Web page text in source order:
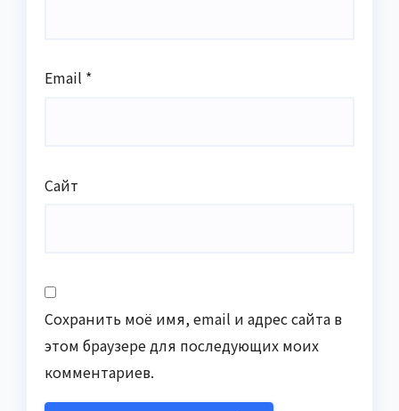
Email *
Сайт
Сохранить моё имя, email и адрес сайта в
этом браузере для последующих моих
комментариев.